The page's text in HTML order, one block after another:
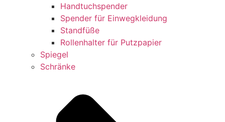
Handtuchspender
Spender für Einwegkleidung
Standfüße
Rollenhalter für Putzpapier
Spiegel
Schränke